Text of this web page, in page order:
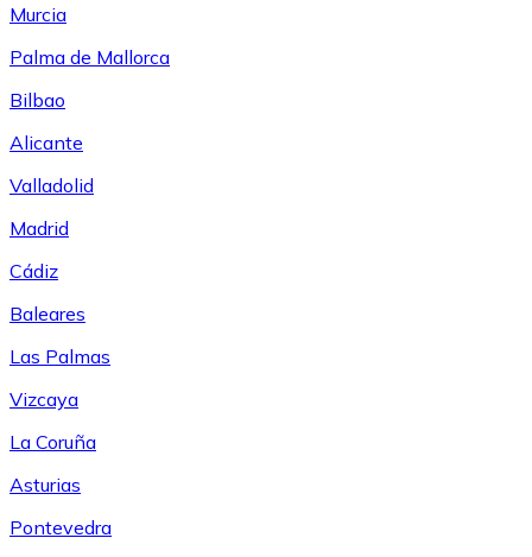
Murcia
Palma de Mallorca
Bilbao
Alicante
Valladolid
Madrid
Cádiz
Baleares
Las Palmas
Vizcaya
La Coruña
Asturias
Pontevedra